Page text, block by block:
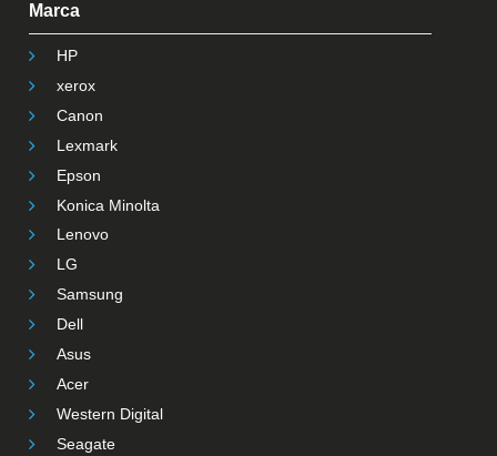
Marca
HP
xerox
Canon
Lexmark
Epson
Konica Minolta
Lenovo
LG
Samsung
Dell
Asus
Acer
Western Digital
Seagate